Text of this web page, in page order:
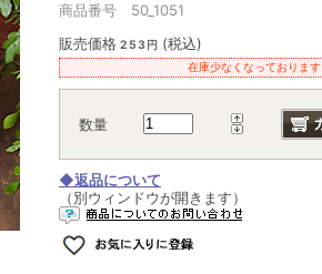
商品番号 50_1051
販売価格 253円 (税込)
在庫少なくなっております
数量
◆返品について
（別ウィンドウが開きます）